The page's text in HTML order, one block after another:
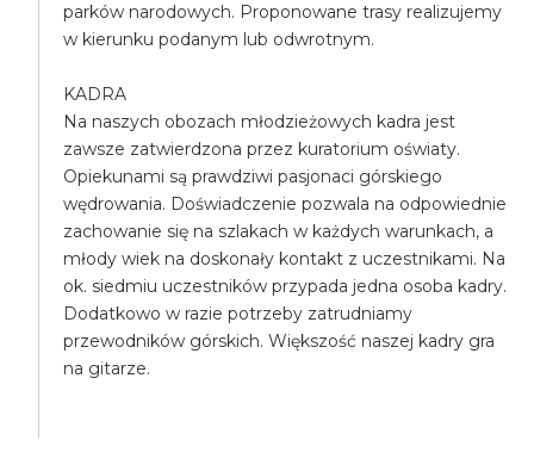
parków narodowych. Proponowane trasy realizujemy
w kierunku podanym lub odwrotnym.
KADRA
Na naszych obozach młodzieżowych kadra jest
zawsze zatwierdzona przez kuratorium oświaty.
Opiekunami są prawdziwi pasjonaci górskiego
wędrowania. Doświadczenie pozwala na odpowiednie
zachowanie się na szlakach w każdych warunkach, a
młody wiek na doskonały kontakt z uczestnikami. Na
ok. siedmiu uczestników przypada jedna osoba kadry.
Dodatkowo w razie potrzeby zatrudniamy
przewodników górskich. Większość naszej kadry gra
na gitarze.